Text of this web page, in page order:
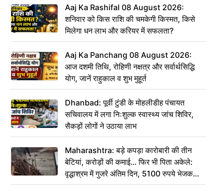
Aaj Ka Rashifal 08 August 2026:
शनिवार को किस राशि की चमकेगी किस्मत, किसे
मिलेगा धन लाभ और करियर में सफलता?
Aaj Ka Panchang 08 August 2026:
आज दशमी तिथि, रोहिणी नक्षत्र और सर्वार्थसिद्धि
योग, जानें राहुकाल व शुभ मुहूर्त
Dhanbad: पूर्वी टुंडी के मोहलीडीह पंचायत
सचिवालय में लगा निःशुल्क स्वास्थ्य जांच शिविर,
सैकड़ों लोगों ने उठाया लाभ
Maharashtra: बड़े कपड़ा कारोबारी की तीन
बेटियां, करोड़ों की कमाई… फिर भी पिता अकेले:
वृद्धाश्रम में गुजरे अंतिम दिन, 5100 रुपये भेजकर
कहा– अंतिम संस्कार कर दीजिए हम नहीं आ पाएंगे